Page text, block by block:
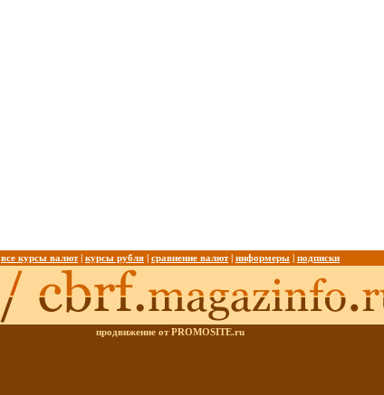
все курсы валют| курсы рубля сравнение валют| информеры подписки
продвижение от PROMOSITE.ru